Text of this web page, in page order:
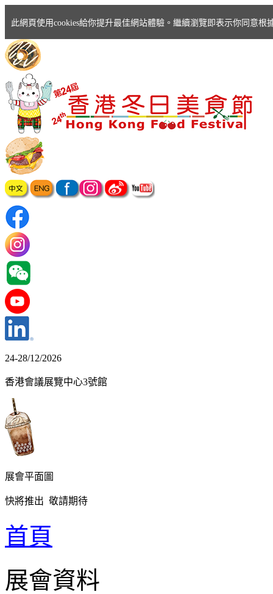
此網頁使用cookies給你提升最佳網站體驗。繼續瀏覽即表示你同意根
24-28/12/2026
香港會議展覽中心3號館
展會平面圖
快將推出 敬請期待
首頁
展會資料